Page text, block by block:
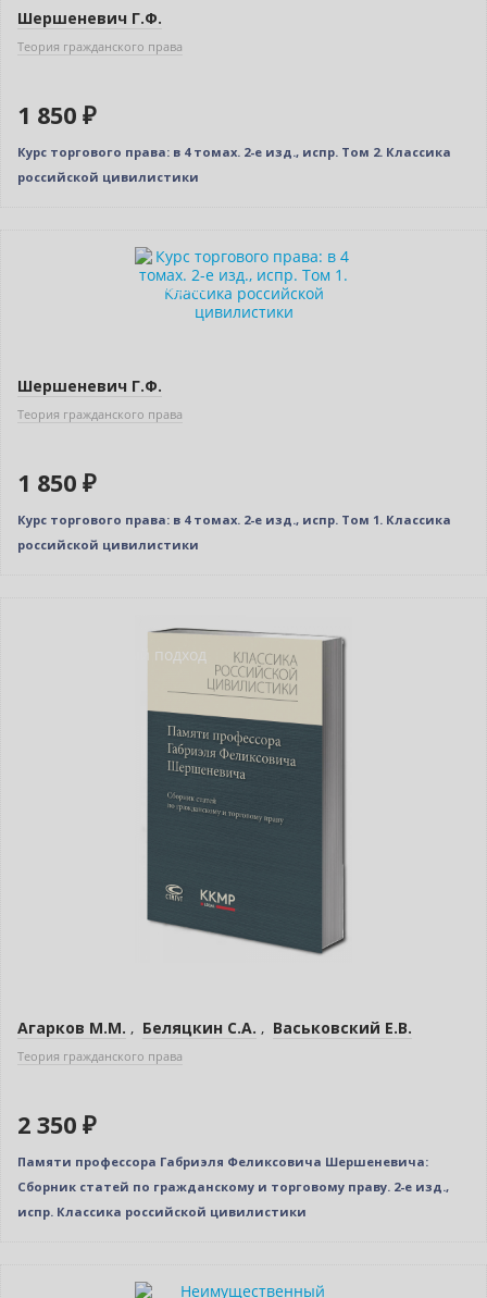
Шершеневич Г.Ф.
Теория гражданского права
1 850 ₽
Курс торгового права: в 4 томах. 2-е изд., испр. Том 2. Классика
российской цивилистики
Индивидуальный подход
Шершеневич Г.Ф.
Теория гражданского права
1 850 ₽
Курс торгового права: в 4 томах. 2-е изд., испр. Том 1. Классика
российской цивилистики
Индивидуальный подход
Агарков М.М. , Беляцкин С.А. , Васьковский Е.В.
Теория гражданского права
2 350 ₽
Памяти профессора Габриэля Феликсовича Шершеневича:
Сборник статей по гражданскому и торговому праву. 2-е изд.,
испр. Классика российской цивилистики